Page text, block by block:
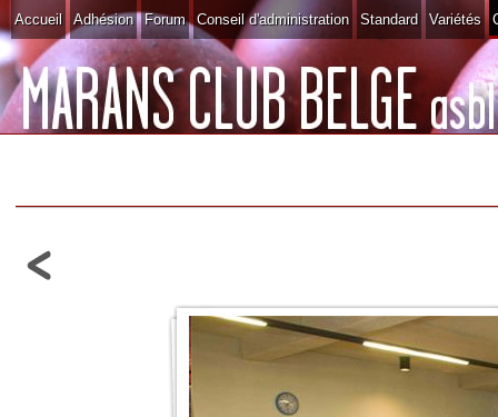
Accueil Adhésion Forum Conseil d'administration Standard Variétés